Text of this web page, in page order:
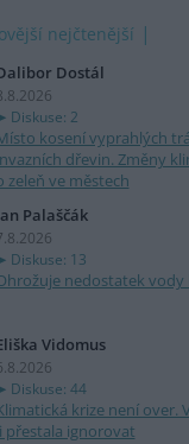
nejčtenější
Dostál
Diskuse: 2
kosení vyprahlých
dřevin. Změny
zeleň ve městech
Palaščák
Diskuse: 13
nedostatek
Vidomus
Diskuse: 44
krize není over.
přestala ignorovat